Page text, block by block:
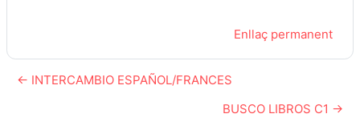
Enllaç permanent
← INTERCAMBIO ESPAÑOL/FRANCES
BUSCO LIBROS C1 →